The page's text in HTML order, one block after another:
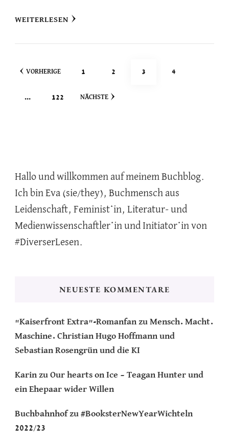
WEITERLESEN
Seitennummerierung
VORHERIGE SEITE
1 SEITE
2 SEITE
3 SEITE
4
… SEITE
122 NÄCHSTE
Hallo und willkommen auf meinem Buchblog.
Ich bin Eva (sie/they), Buchmensch aus
Leidenschaft, Feminist*in, Literatur- und
Medienwissenschaftler*in und Initiator*in von
#DiverserLesen.
NEUESTE KOMMENTARE
"Kaiserfront Extra"-Romanfan zu Mensch. Macht.
Maschine. Christian Hugo Hoffmann und
Sebastian Rosengrün und die KI
Karin zu Our hearts on Ice – Teagan Hunter und
ein Ehepaar wider Willen
Buchbahnhofzu #BooksterNewYearWichteln
2022/23